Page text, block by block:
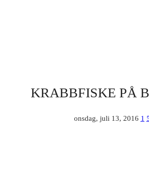
KRABBFISKE PÅ
onsdag, juli 13, 2016 1